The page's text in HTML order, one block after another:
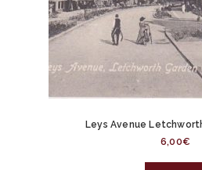
Leys Avenue
6,00€